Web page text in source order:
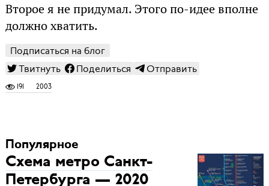
Второе я не придумал. Этого по-идее вполне
должно хватить.
Подписаться на блог
Твитнуть
Поделиться Отправить
191 2003
Популярное
Схема метро Санкт-
Петербурга — 2020